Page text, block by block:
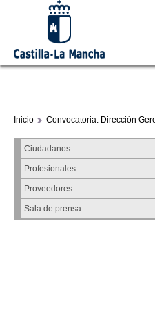
Inicio Convocatoria. Dirección
Ciudadanos
Profesionales
Proveedores
Sala de prensa